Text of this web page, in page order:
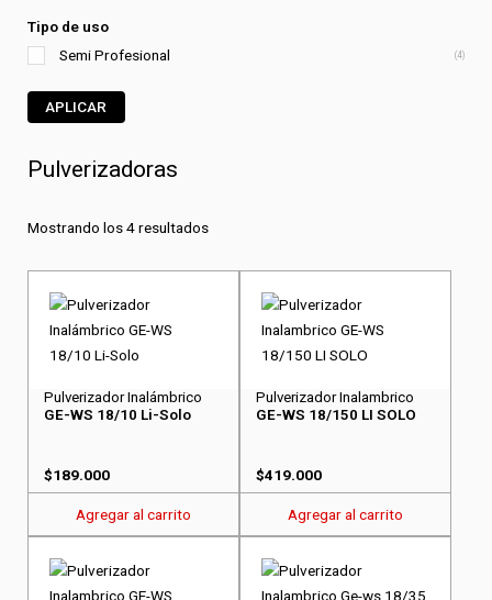
Pulverizadoras
Mostrando los 4 resultados
Pulverizador Inalámbrico
GE-WS 18/10 Li-Solo
$189.000
Agregar al carrito
Pulverizador Inalambrico
GE-WS 18/150 LI SOLO
$419.000
Agregar al carrito
Tipo de uso
Semi Profesional
(4)
APLICAR